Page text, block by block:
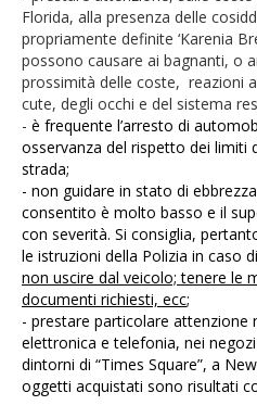
Florida, alla presenza delle
propriamente definite ‘Karenia
possono causare ai bagnanti, o
prossimità delle coste, reazioni
cute, degli occhi e del sistema
- è frequente l’arresto di
osservanza del rispetto dei limiti
strada;
- non guidare in stato di
consentito è molto basso e il
con severità. Si consiglia,
le istruzioni della Polizia in caso
non uscire dal veicolo; tenere le
documenti richiesti, ecc;
- prestare particolare attenzione
elettronica e telefonia, nei
dintorni di “Times Square”, a
oggetti acquistati sono risultati